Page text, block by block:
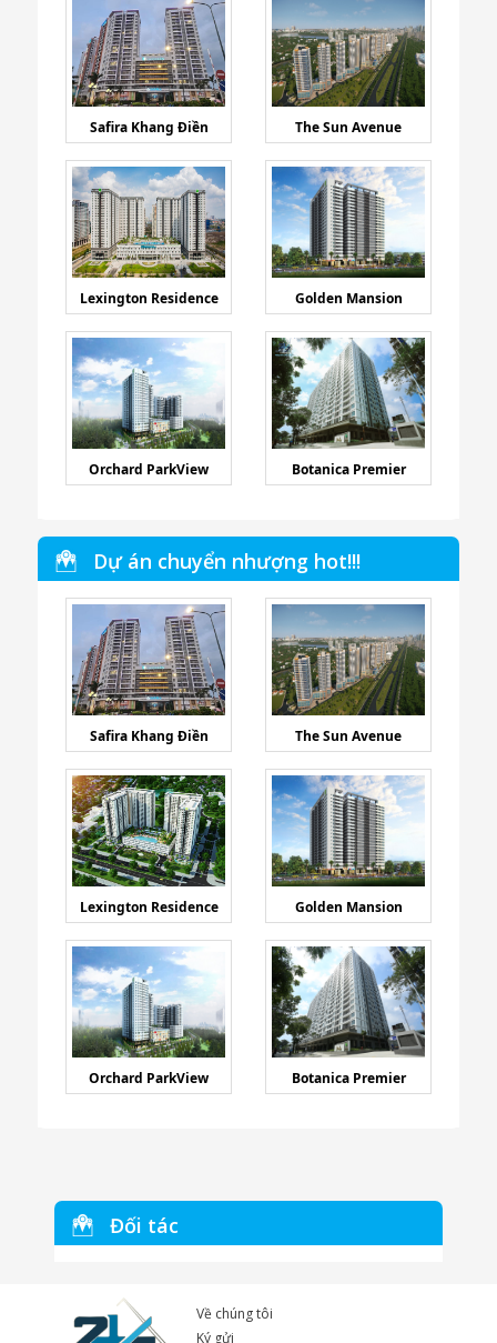
Safira Khang Điền The Sun Avenue
Lexington Residence Golden Mansion
Orchard ParkView Botanica Premier
Dự án chuyển nhượng hot!!!
Safira Khang Điền The Sun Avenue
Lexington Residence Golden Mansion
Orchard ParkView Botanica Premier
Đối tác
Về chúng tôi
Ký gửi